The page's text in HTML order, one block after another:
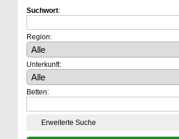
Suchwort:
Region:
Unterkunft:
Betten:
Erweiterte Suche